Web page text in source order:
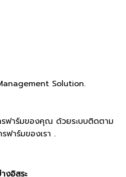
Solution.
รฟาร์มของคุณ ด้วยระบบติดตาม
ฟาร์มของเรา .
งอิสระ